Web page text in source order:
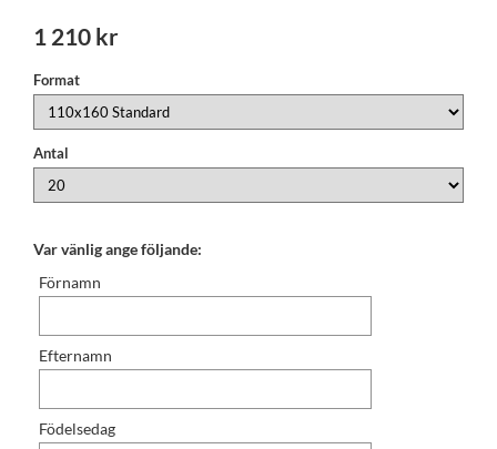
1 210 kr
Format
Antal
Var vänlig ange följande:
Förnamn
Efternamn
Födelsedag